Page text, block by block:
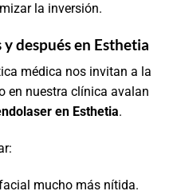
la inversión.
después en Esthetia
médica nos invitan a la
en nuestra clínica avalan
en Esthetia.
mucho más nítida.